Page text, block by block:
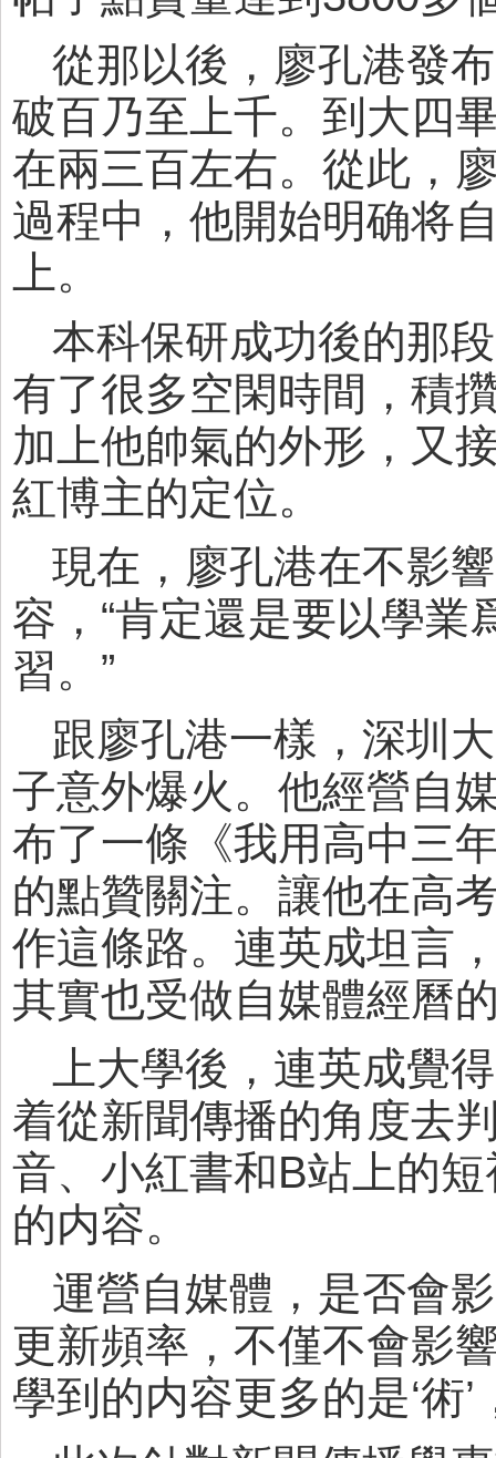
從那以後，廖孔港發
破百乃至上千。到大四
在兩三百左右。從此，
過程中，他開始明确将
上。
本科保研成功後的那
有了很多空閑時間，積
加上他帥氣的外形，又
紅博主的定位。
現在，廖孔港在不影
容，“肯定還是要以學
習。”
跟廖孔港一樣，深圳
子意外爆火。他經營自
布了一條《我用高中三
的點贊關注。讓他在高
作這條路。連英成坦言
其實也受做自媒體經曆
上大學後，連英成覺
着從新聞傳播的角度去
音、小紅書和B站上的
的内容。
運營自媒體，是否會
更新頻率，不僅不會影
學到的内容更多的是‘術